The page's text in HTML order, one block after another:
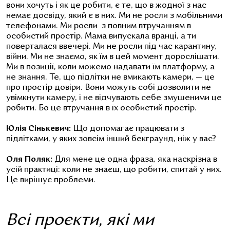
вони хочуть і як це робити, є те, що в жодної з нас
немає досвіду, який є в них. Ми не росли з мобільними
телефонами. Ми росли з повним втручанням в
особистий простір. Мама випускала вранці, а ти
поверталася ввечері. Ми не росли під час карантину,
війни. Ми не знаємо, як їм в цей момент дорослішати.
Ми в позиції, коли можемо надавати їм платформу, а
не знання. Те, що підлітки не вмикають камери, — це
про простір довіри. Вони можуть собі дозволити не
увімкнути камеру, і не відчувають себе змушеними це
робити. Бо це втручання в їх особистий простір.
Юлія Сінькевич: Що допомагає працювати з
підлітками, у яких зовсім інший бекграунд, ніж у вас?
Оля Поляк: Для мене це одна фраза, яка наскрізна в
усій практиці: коли не знаєш, що робити, спитай у них.
Це вирішує проблеми.
Всі проєкти, які ми